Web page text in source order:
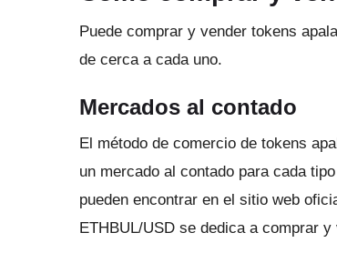
Puede comprar y vender tokens
de cerca a cada uno.
Mercados al contado
El método de comercio de tokens
un mercado al contado para cada
pueden encontrar en el sitio web
ETHBUL/USD se dedica a comprar